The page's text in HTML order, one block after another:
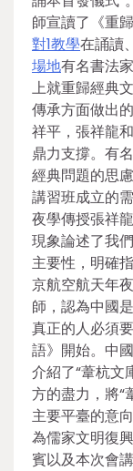
師宣讀了《重
對1教學在誦讀
場地有名書法
上就重歸經典
傳承方面做出
祥平，張祥龍
鼎力支撐。有
經典問題的思
講習班成立的
夜學傳授張祥
現象論述了我
主要性，明確
京航空航天年
師，認為中國
真正的人必須
語》開始。中
介紹了“葦杭文
方的盡力，將“
主要平臺的意
為儒家文明復
賓以及本次會